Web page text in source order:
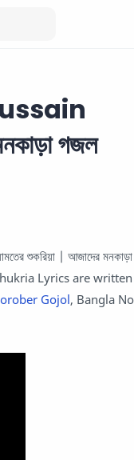
গজল
শুকরিয়া | আজাদের
Lyrics are written
Gojol, Bangla